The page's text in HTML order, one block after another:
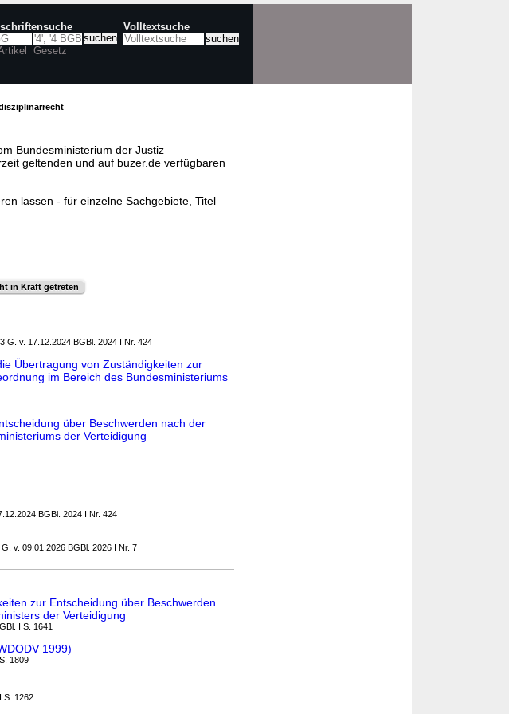
Gesetz
Volltextsuche
Bundesministerium der Justiz
geltenden und auf buzer.de verfügbaren
lassen - für einzelne Sachgebiete, Titel
in Kraft getreten
G. v. 17.12.2024 BGBl. 2024 I Nr. 424
Übertragung von Zuständigkeiten zur
im Bereich des Bundesministeriums
über Beschwerden nach der
der Verteidigung
BGBl. 2024 I Nr. 424
v. 09.01.2026 BGBl. 2026 I Nr. 7
zur Entscheidung über Beschwerden
der Verteidigung
I S. 1641
1999)
1809
S. 1262